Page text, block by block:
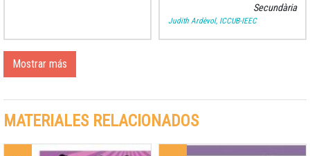
Secundària
Judith Ardèvol, ICCUB-IEEC
Mostrar más
MATERIALES RELACIONADOS